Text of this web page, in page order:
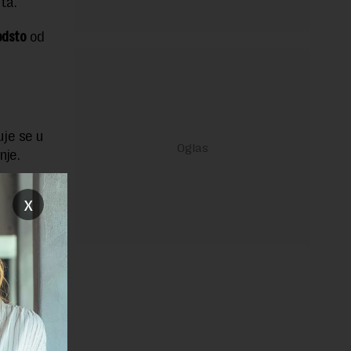
od
se u
x